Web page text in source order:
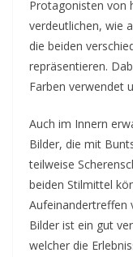
Protagonisten von
verdeutlichen, wie
die beiden
repräsentieren.
Farben verwendet
Auch im Innern
Bilder, die mit
teilweise
beiden Stilmittel
Aufeinandertreffen
Bilder ist ein gut
welcher die